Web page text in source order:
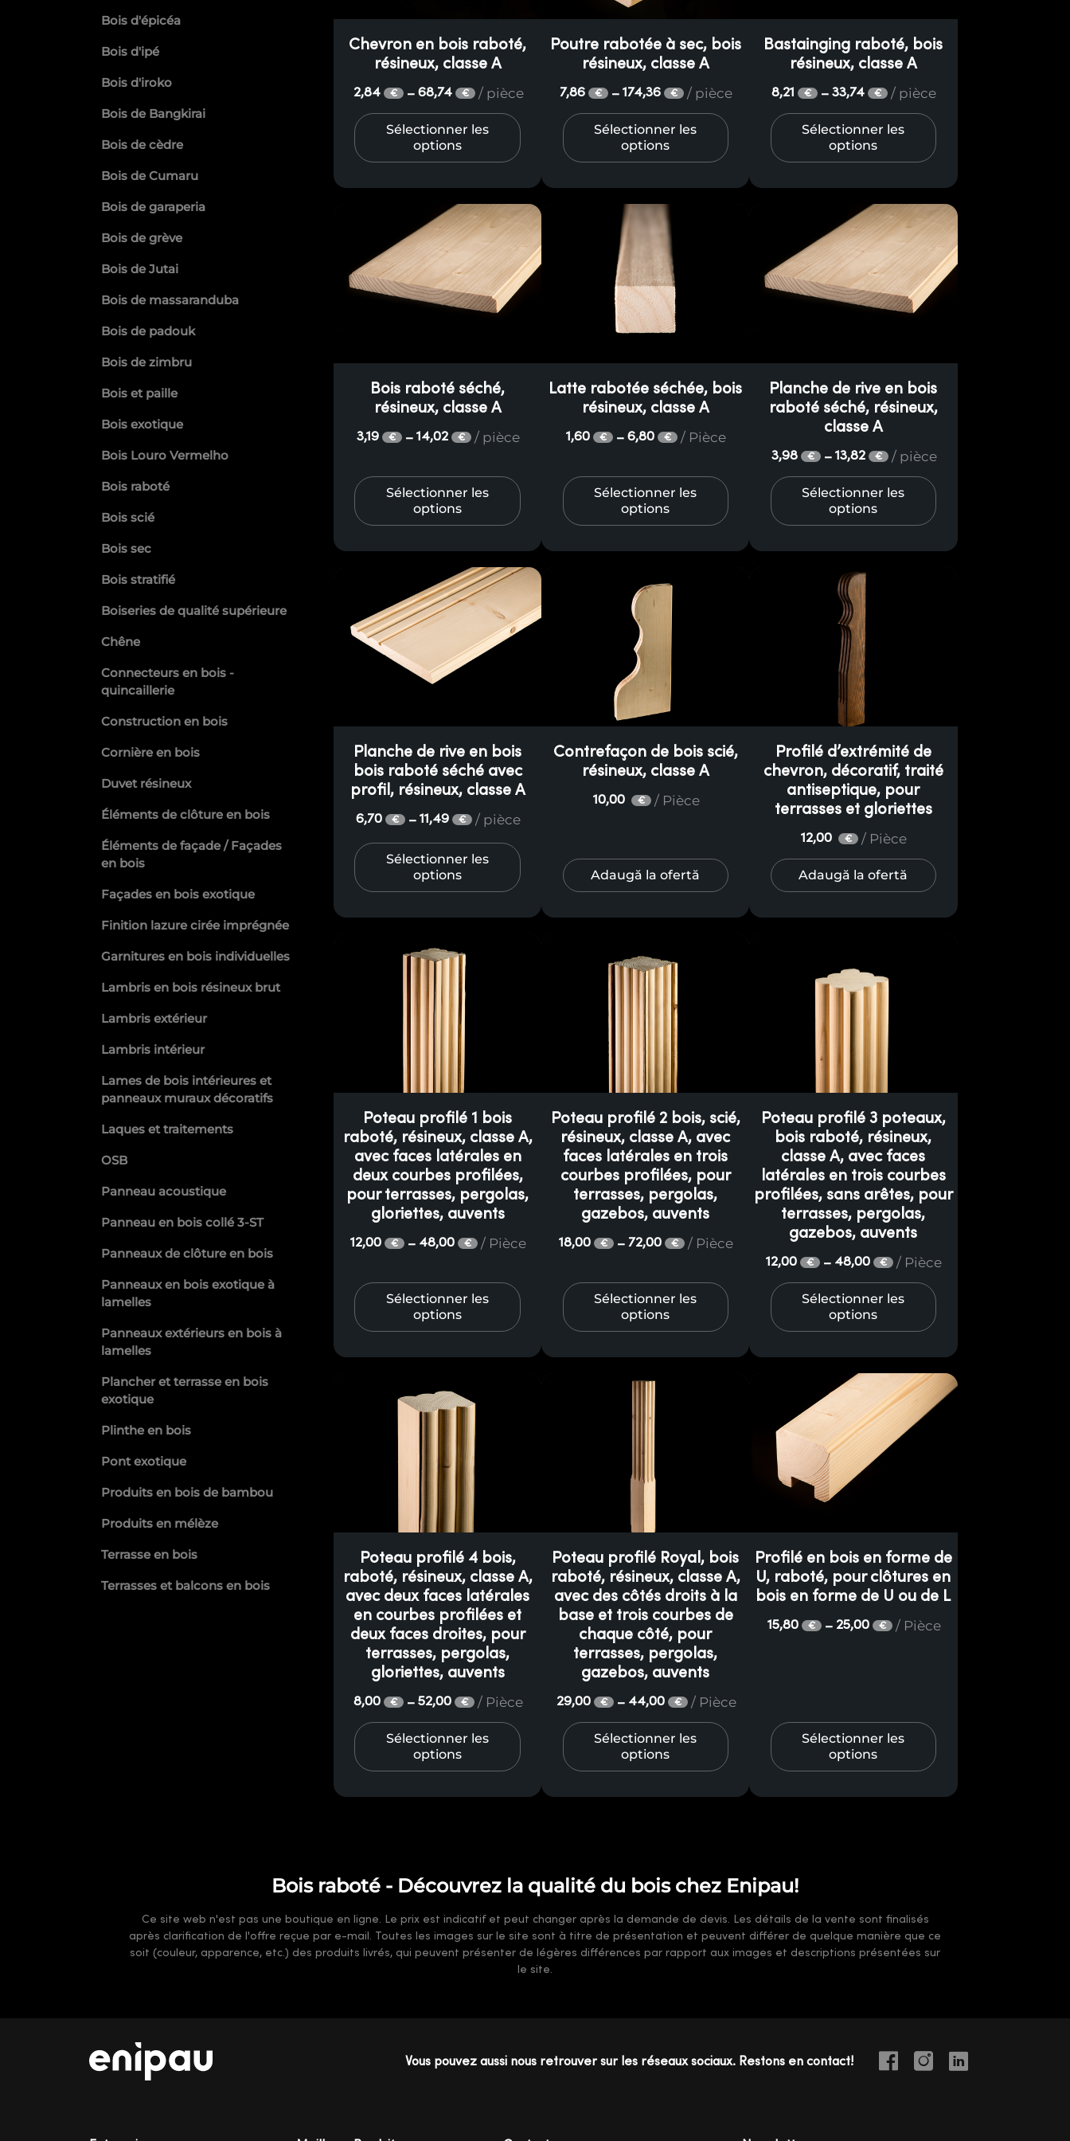
même dans les zones visibles grâce à la finition rabotée. Sur demande, le bois peut être imprégné pour obtenir
la couleur désirée et pour prévenir l’activité destructrice des insectes nuisibles.
Bois d'épicéa
Bois d'ipé
Bois d'iroko
Bois de Bangkirai
Bois de cèdre
Bois de Cumaru
Bois de garaperia
Bois de grève
Bois de Jutai
Bois de massaranduba
Bois de padouk
Bois de zimbru
Bois et paille
Bois exotique
Bois Louro Vermelho
Bois raboté
Bois scié
Bois sec
Bois stratifié
Boiseries de qualité supérieure
Chêne
Connecteurs en bois -
quincaillerie
Construction en bois
Cornière en bois
Duvet résineux
Éléments de clôture en bois
Éléments de façade / Façades
en bois
Façades en bois exotique
Finition lazure cirée imprégnée
Garnitures en bois individuelles
Lambris en bois résineux brut
Lambris extérieur
Lambris intérieur
Lames de bois intérieures et
panneaux muraux décoratifs
Laques et traitements
OSB
Panneau acoustique
Panneau en bois collé 3-ST
Panneaux de clôture en bois
Panneaux en bois exotique à
lamelles
Panneaux extérieurs en bois à
lamelles
Plancher et terrasse en bois
exotique
Plinthe en bois
Pont exotique
Produits en bois de bambou
Produits en mélèze
Terrasse en bois
Terrasses et balcons en bois
Chevron en bois raboté,
résineux, classe A
2,84 € – 68,74 € / pièce
Sélectionner les
options
Poutre rabotée à sec, bois
résineux, classe A
7,86 € – 174,36 € / pièce
Sélectionner les
options
Bastainging raboté, bois
résineux, classe A
8,21 € – 33,74 € / pièce
Sélectionner les
options
Bois raboté séché,
résineux, classe A
3,19 € – 14,02 € / pièce
Sélectionner les
options
Latte rabotée séchée, bois
résineux, classe A
1,60 € – 6,80 € / Pièce
Sélectionner les
options
Planche de rive en bois
raboté séché, résineux,
classe A
3,98 € – 13,82 € / pièce
Sélectionner les
options
Planche de rive en bois
bois raboté séché avec
profil, résineux, classe A
6,70 € – 11,49 € / pièce
Sélectionner les
options
Contrefaçon de bois scié,
résineux, classe A
10,00 € / Pièce
Adaugă la ofertă
Profilé d’extrémité de
chevron, décoratif, traité
antiseptique, pour
terrasses et gloriettes
12,00 € / Pièce
Adaugă la ofertă
Poteau profilé 1 bois
raboté, résineux, classe A,
avec faces latérales en
deux courbes profilées,
pour terrasses, pergolas,
gloriettes, auvents
12,00 € – 48,00 € / Pièce
Sélectionner les
options
Poteau profilé 2 bois, scié,
résineux, classe A, avec
faces latérales en trois
courbes profilées, pour
terrasses, pergolas,
gazebos, auvents
18,00 € – 72,00 € / Pièce
Sélectionner les
options
Poteau profilé 3 poteaux,
bois raboté, résineux,
classe A, avec faces
latérales en trois courbes
profilées, sans arêtes, pour
terrasses, pergolas,
gazebos, auvents
12,00 € – 48,00 € / Pièce
Sélectionner les
options
Poteau profilé 4 bois,
raboté, résineux, classe A,
avec deux faces latérales
en courbes profilées et
deux faces droites, pour
terrasses, pergolas,
gloriettes, auvents
8,00 € – 52,00 € / Pièce
Sélectionner les
options
Poteau profilé Royal, bois
raboté, résineux, classe A,
avec des côtés droits à la
base et trois courbes de
chaque côté, pour
terrasses, pergolas,
gazebos, auvents
29,00 € – 44,00 € / Pièce
Sélectionner les
options
Profilé en bois en forme de
U, raboté, pour clôtures en
bois en forme de U ou de L
15,80 € – 25,00 € / Pièce
Sélectionner les
options
Bois raboté - Découvrez la qualité du bois chez Enipau!
Ce site web n'est pas une boutique en ligne. Le prix est indicatif et peut changer après la demande de devis. Les détails de la vente sont finalisés
après clarification de l'offre reçue par e-mail. Toutes les images sur le site sont à titre de présentation et peuvent différer de quelque manière que ce
soit (couleur, apparence, etc.) des produits livrés, qui peuvent présenter de légères différences par rapport aux images et descriptions présentées sur
le site.
Vous pouvez aussi nous retrouver sur les réseaux sociaux. Restons en contact!